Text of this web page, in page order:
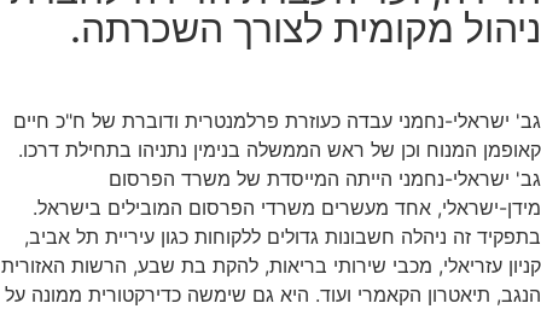
ניהול מקומית לצורך השכרתה.
גב' ישראלי-נחמני עבדה כעוזרת פרלמנטרית ודוברת של ח"כ חיים
קאופמן המנוח וכן של ראש הממשלה בנימין נתניהו בתחילת דרכו.
גב' ישראלי-נחמני הייתה המייסדת של משרד הפרסום
מידן-ישראלי, אחד מעשרים משרדי הפרסום המובילים בישראל.
בתפקיד זה ניהלה חשבונות גדולים ללקוחות כגון עיריית תל אביב,
קניון עזריאלי, מכבי שירותי בריאות, להקת בת שבע, הרשות האזורית
הנגב, תיאטרון הקאמרי ועוד. היא גם שימשה כדירקטורית ממונה על